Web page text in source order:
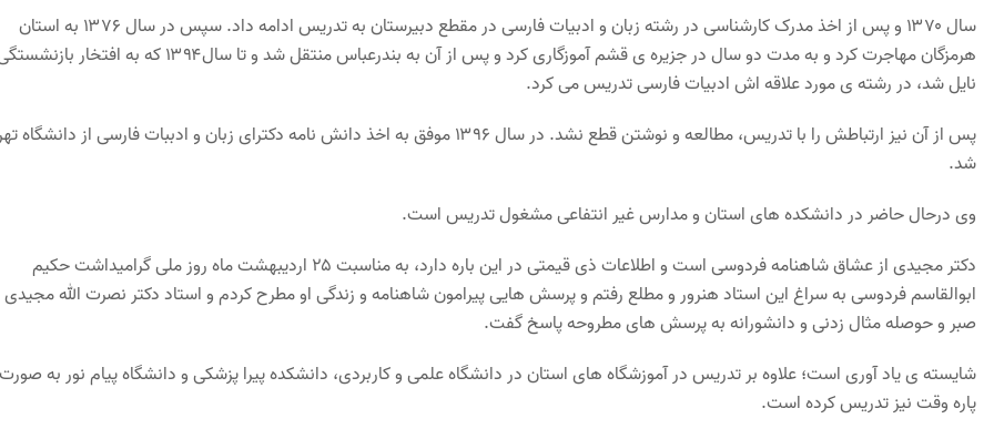
سال ۱۳۷۰ و پس از اخذ مدرک کارشناسی در رشته زبان و ادبیات فارسی در مقطع دبیرستان به تدریس ادامه داد. سپس در سال ۱۳۷۶ به استان
هرمزگان مهاجرت کرد و به مدت دو سال در جزیره ی قشم آموزگاری کرد و پس از آن به بندرعباس منتقل شد و تا سال۱۳۹۴ که به افتخار
نایل شد، در رشته ی مورد علاقه اش ادبیات فارسی تدریس می کرد.
پس از آن نیز ارتباطش را با تدریس، مطالعه و نوشتن قطع نشد. در سال ۱۳۹۶ موفق به اخذ دانش نامه دکترای زبان و ادببات فارسی از
شد.
وی درحال حاضر در دانشکده های استان و مدارس غیر انتفاعی مشغول تدریس است.
دکتر مجیدی از عشاق شاهنامه فردوسی است و اطلاعات ذی قیمتی در این باره دارد، به مناسبت ۲۵ اردیبهشت ماه روز ملی گرامیداشت حکیم
ابوالقاسم فردوسی به سراغ این استاد هنرور و مطلع رفتم و پرسش هایی پیرامون شاهنامه و زندگی او مطرح کردم و استاد دکتر نصرت الله مجیدی
صبر و حوصله مثال زدنی و دانشورانه به پرسش های مطروحه پاسخ گفت.
شایسته ی یاد آوری است؛ علاوه بر تدریس در آموزشگاه های استان در دانشگاه علمی و کاربردی، دانشکده پیرا پزشکی و دانشگاه پیام نور به صورت
پاره وقت نیز تدریس کرده است.